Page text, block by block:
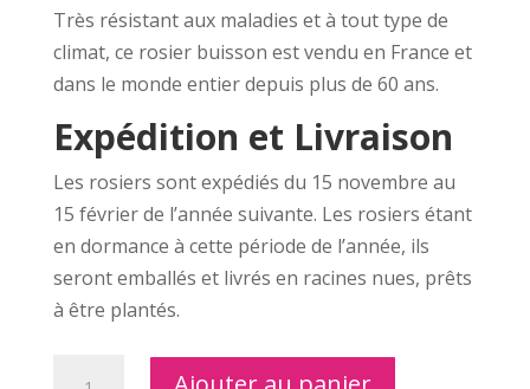
Très résistant aux maladies et à tout type de
climat, ce rosier buisson est vendu en France et
dans le monde entier depuis plus de 60 ans.
Expédition et Livraison
Les rosiers sont expédiés du 15 novembre au
15 février de l’année suivante. Les rosiers étant
en dormance à cette période de l’année, ils
seront emballés et livrés en racines nues, prêts
à être plantés.